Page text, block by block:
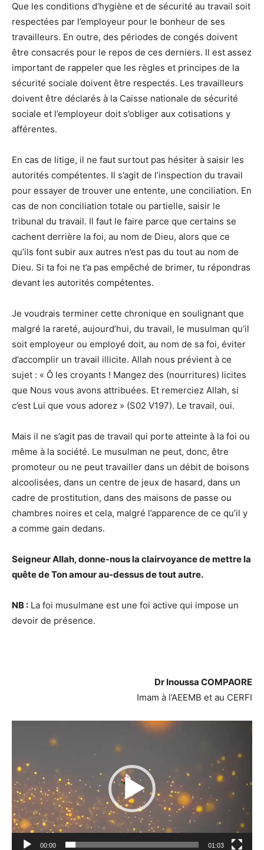
Que les conditions d’hygiène et de sécurité au travail soit
respectées par l’employeur pour le bonheur de ses
travailleurs. En outre, des périodes de congés doivent
être consacrés pour le repos de ces derniers. Il est assez
important de rappeler que les règles et principes de la
sécurité sociale doivent être respectés. Les travailleurs
doivent être déclarés à la Caisse nationale de sécurité
sociale et l’employeur doit s’obliger aux cotisations y
afférentes.
En cas de litige, il ne faut surtout pas hésiter à saisir les
autorités compétentes. Il s’agit de l’inspection du travail
pour essayer de trouver une entente, une conciliation. En
cas de non conciliation totale ou partielle, saisir le
tribunal du travail. Il faut le faire parce que certains se
cachent derrière la foi, au nom de Dieu, alors que ce
qu’ils font subir aux autres n’est pas du tout au nom de
Dieu. Si ta foi ne t’a pas empêché de brimer, tu répondras
devant les autorités compétentes.
Je voudrais terminer cette chronique en soulignant que
malgré la rareté, aujourd’hui, du travail, le musulman qu’il
soit employeur ou employé doit, au nom de sa foi, éviter
d’accomplir un travail illicite. Allah nous prévient à ce
sujet : « Ô les croyants ! Mangez des (nourritures) licites
que Nous vous avons attribuées. Et remerciez Allah, si
c’est Lui que vous adorez » (S02 V197). Le travail, oui.
Mais il ne s’agit pas de travail qui porte atteinte à la foi ou
même à la société. Le musulman ne peut, donc, être
promoteur ou ne peut travailler dans un débit de boisons
alcoolisées, dans un centre de jeux de hasard, dans un
cadre de prostitution, dans des maisons de passe ou
chambres noires et cela, malgré l’apparence de ce qu’il y
a comme gain dedans.
Seigneur Allah, donne-nous la clairvoyance de mettre la
quête de Ton amour au-dessus de tout autre.
NB : La foi musulmane est une foi active qui impose un
devoir de présence.
Dr Inoussa COMPAORE
Imam à l’AEEMB et au CERFI
Lecteur
00:00 01:03